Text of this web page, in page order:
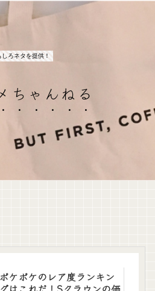
しろネタを提供！
ちゃんねる
ポケポケのレア度ランキン